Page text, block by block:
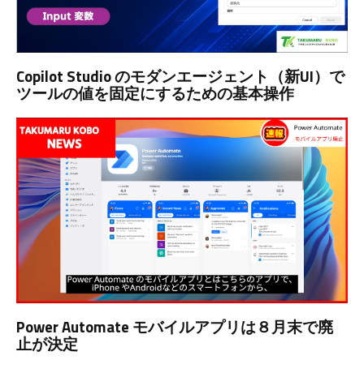
Copilot Studio のモダンエージェント（新UI）で
ツールの値を固定にするための基本操作
Power Automate モバイルアプリは８月末で廃
止が決定